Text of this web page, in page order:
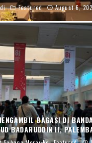
Featured August 6,
BAGASI DI
BADARUDDIN II,